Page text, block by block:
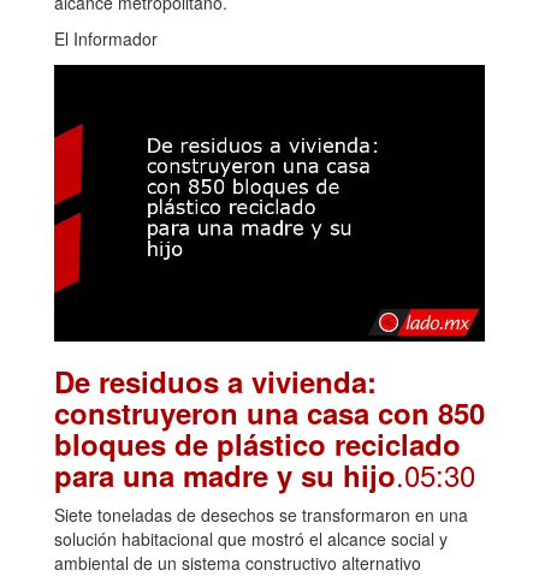
El Informador
De residuos a vivienda:
construyeron una casa con 850
bloques de plástico reciclado
para una madre y su hijo.05:30
Siete toneladas de desechos se transformaron en una
solución habitacional que mostró el alcance social y
ambiental de un sistema constructivo alternativo